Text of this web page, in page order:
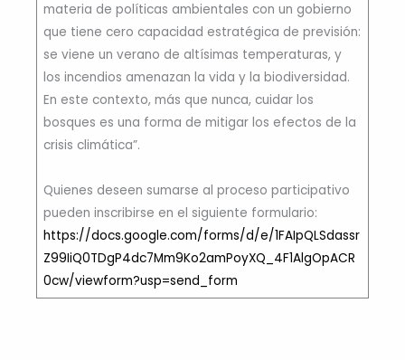
materia de políticas ambientales con un gobierno
que tiene cero capacidad estratégica de previsión:
se viene un verano de altísimas temperaturas, y
los incendios amenazan la vida y la biodiversidad.
En este contexto, más que nunca, cuidar los
bosques es una forma de mitigar los efectos de la
crisis climática”.
Quienes deseen sumarse al proceso participativo
pueden inscribirse en el siguiente formulario:
https://docs.google.com/forms/d/e/1FAIpQLSdassr
Z99IiQ0TDgP4dc7Mm9Ko2amPoyXQ_4F1AlgOpACR
0cw/viewform?usp=send_form